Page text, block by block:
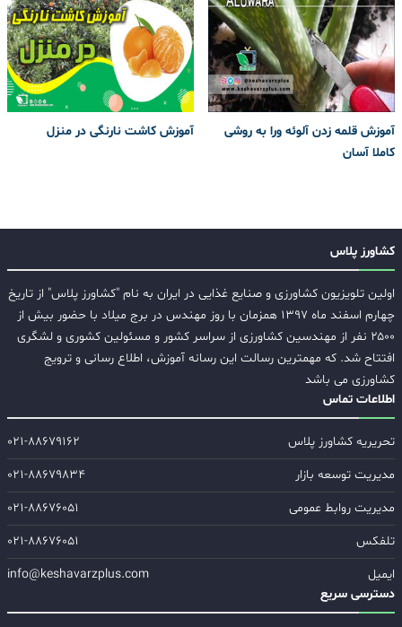
آموزش قلمه زدن آلوئه ورا به روشی
کاملا آسان
آموزش کاشت نارنگی در منزل
کشاورز پلاس
اولین تلویزیون کشاورزی و صنایع غذایی در ایران به نام "کشاورز پلاس" از تاریخ
چهارم اسفند ماه ۱۳۹۷ همزمان با روز مهندس در برج میلاد با حضور بیش از
۲۵۰۰ نفر از مهندسین کشاورزی از سراسر کشور و مسئولین کشوری و لشگری
افتتاح شد. که مهمترین رسالت این رسانه آموزش، اطلاع رسانی و ترویج
کشاورزی می باشد
اطلاعات تماس
تحریریه کشاورز پلاس
۰۲۱-۸۸۶۷۹۱۶۲
مدیریت توسعه بازار
۰۲۱-۸۸۶۷۹۸۳۴
مدیریت روابط عمومی
۰۲۱-۸۸۶۷۶۰۵۱
تلفکس
۰۲۱-۸۸۶۷۶۰۵۱
ایمیل
info@keshavarzplus.com
دسترسی سریع